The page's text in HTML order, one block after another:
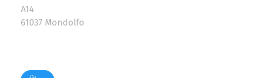
A14
61037 Mondolfo